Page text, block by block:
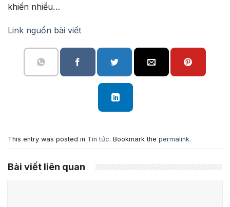
khiến nhiều…
Link nguồn bài viết
This entry was posted in Tin tức. Bookmark the permalink.
Bài viết liên quan